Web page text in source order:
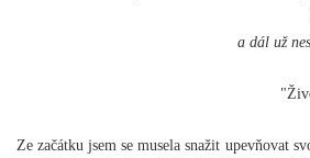
a dál už
Ze začátku jsem se musela snažit upevňovat